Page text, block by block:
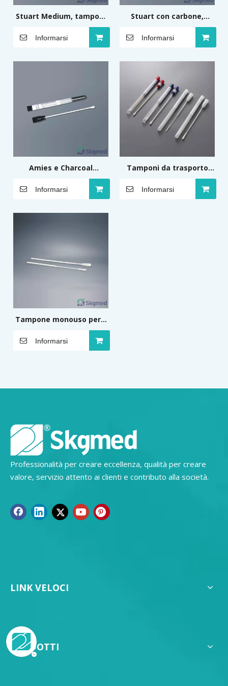
Stuart Medium, tamponi
da trasporto con terreno
Informarsi
Stuart con carbone,
tamponi da trasporto con
terreno
Informarsi
Amies e Charcoal
Medium, Tamponi da
trasporto con Medium
Informarsi
Tamponi da trasporto
Informarsi
Tampone monouso per il
campionamento dei virus
Informarsi
Professionalità per creare eccellenza, qualità per creare
valore, servizio attento ai clienti e contributo alla società.
LINK VELOCI
PRODOTTI